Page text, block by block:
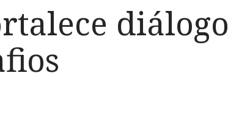
diálogo